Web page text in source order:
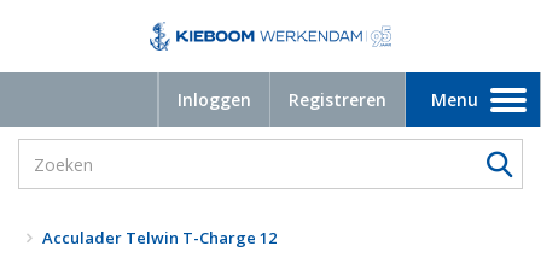
Inloggen Registreren
Toggle
navigation
Menu
Acculader Telwin T-Charge 12